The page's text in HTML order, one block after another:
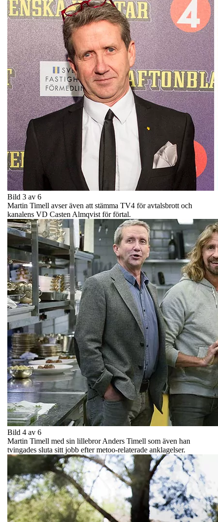
Bild 3 av 6
Martin Timell avser även att stämma TV4 för avtalsbrott och
kanalens VD Casten Almqvist för förtal.
Bild 4 av 6
Martin Timell med sin lillebror Anders Timell som även han
tvingades sluta sitt jobb efter metoo-relaterade anklagelser.